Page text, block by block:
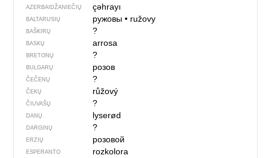
AZERBAIDŽANIEČIŲ çəhrayı
BALTARUSIŲ ружовы• ružovy
BAŠKIRŲ ?
BASKŲ arrosa
BRETONŲ ?
BULGARŲ розов
ČEČĖNŲ ?
ČEKŲ růžový
ČIUVAŠŲ ?
DANŲ lyserød
DARGINŲ ?
ERZIŲ розовой
ESPERANTO rozkolora